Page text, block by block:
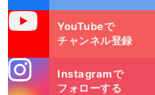
YouTubeで
チャンネル登録
m
Instagramで
フォローする